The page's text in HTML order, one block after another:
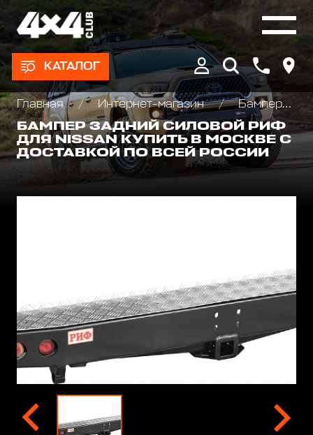
КАТАЛОГ
Главная Интернет-магазин
Бамперы и пороги силовые, площадки под лебедку
БАМПЕР ЗАДНИЙ СИЛОВОЙ РИФ
ДЛЯ NISSAN КУПИТЬ В МОСКВЕ С
ДОСТАВКОЙ ПО ВСЕЙ РОССИИ